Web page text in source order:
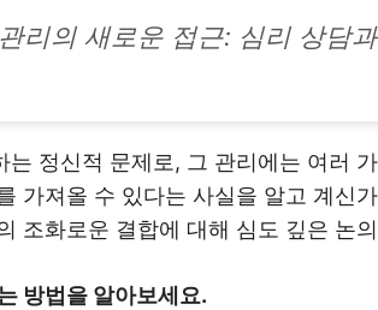
리의 새로운 접근: 심리 상담
정신적 문제로, 그 관리에는 여러
가져올 수 있다는 사실을 알고 계신
조화로운 결합에 대해 심도 깊은 논
방법을 알아보세요.